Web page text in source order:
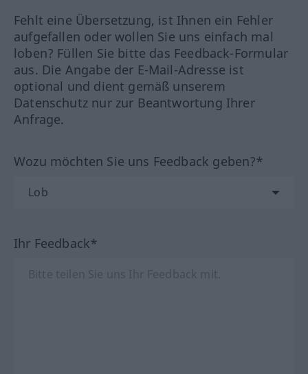
Fehlt eine Übersetzung, ist Ihnen ein Fehler
aufgefallen oder wollen Sie uns einfach mal
loben? Füllen Sie bitte das Feedback-Formular
aus. Die Angabe der E-Mail-Adresse ist
optional und dient gemäß unserem
Datenschutz nur zur Beantwortung Ihrer
Anfrage.
Wozu möchten Sie uns Feedback geben?*
Ihr Feedback*